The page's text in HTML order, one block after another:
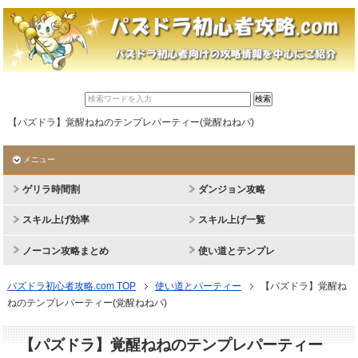
【パズドラ】覚醒ねねのテンプレパーティー(覚醒ねねパ)
メニュー
ゲリラ時間割 ダンジョン攻略
スキル上げ効率 スキル上げ一覧
ノーコン攻略まとめ 使い道とテンプレ
パズドラ初心者攻略.com TOP 使い道とパーティー
【パズドラ】覚醒ね
ねのテンプレパーティー(覚醒ねねパ)
【パズドラ】覚醒ねねのテンプレパーティー